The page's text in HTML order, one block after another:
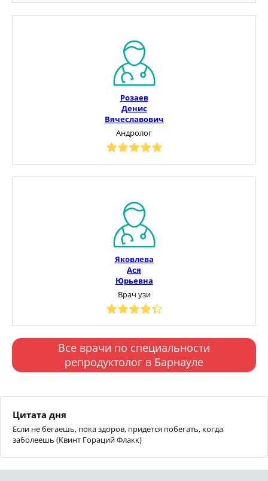
Розаев
Денис
Вячеславович
Андролог
Яковлева
Ася
Юрьевна
Врач узи
Все врачи по специальности
репродуктолог в Барнауле
Цитата дня
Если не бегаешь, пока здоров, придется побегать, когда
заболеешь (Квинт Гораций Флакк)